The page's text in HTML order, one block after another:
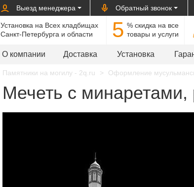
Выезд менеджера Обратный звонок
Установка на Всех кладбищах
Санкт-Петербурга и области
5 % cкидка на все
товары и услуги
О компании Доставка Установка
Памятники на могилу - 2q.ru Оформление
Мечеть с минаретами,